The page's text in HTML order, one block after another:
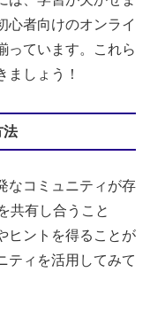
心者向けのオンライ
っています。これら
ましょう！
法
なコミュニティが存
共有し合うこと
ヒントを得ることが
ティを活用してみて